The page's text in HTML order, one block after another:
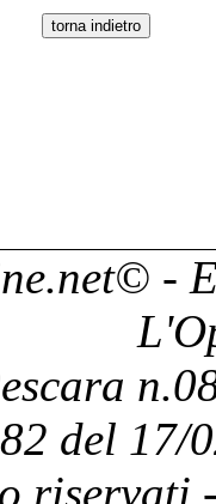
© -
del 17/
riservati